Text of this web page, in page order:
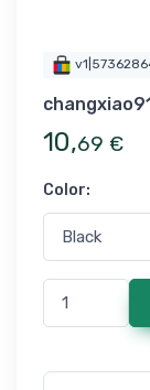
10,69 €
Color: